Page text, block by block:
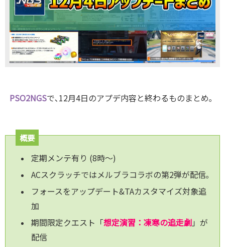
PSO2NGSで､12月4日のアプデ内容と終わるものまとめ｡
概要
定期メンテ有り (8時～)
ACスクラッチではメルブラコラボの第2弾が配信｡
フォースをアップデート&TAカスタマイズ対象追
加
期間限定クエスト「想定演習：凍寒の追走劇」が
配信